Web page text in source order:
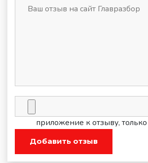
приложение к отзыву,
Добавить отзыв